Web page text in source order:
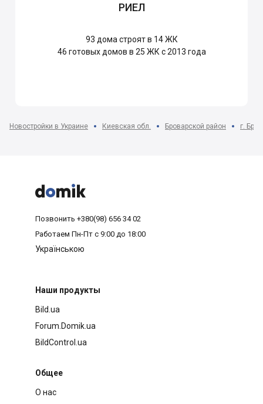
РИЕЛ
93 дома строят в 14 ЖК
46 готовых домов в 25 ЖК с 2013 года
Новостройки в Украине Киевская обл. Броварской район г.



Позвонить +380(98) 656 34 02
Работаем Пн-Пт с 9:00 до 18:00
Українською
Наши продукты
Bild.ua
Forum.Domik.ua
BildControl.ua
Общее
О нас